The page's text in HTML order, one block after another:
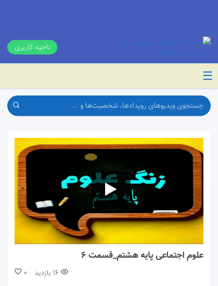
ناحیه کاربری
☰
00:00 00:00
علوم اجتماعی پایه هشتم_قسمت 6
0 16 بازدید